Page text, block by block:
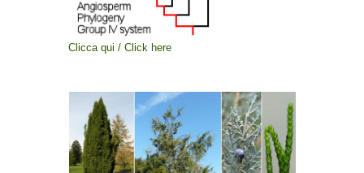
Clicca qui / Click here